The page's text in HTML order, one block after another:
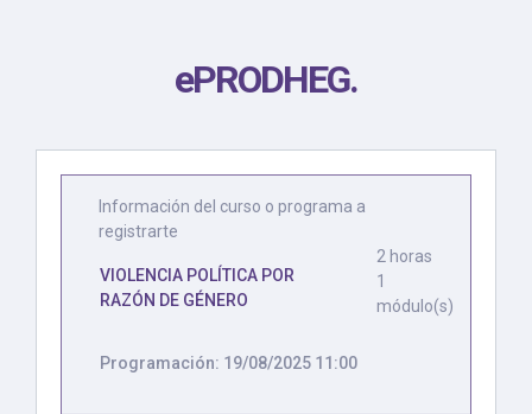
ePRODHEG.
Información del curso o programa a
registrarte
VIOLENCIA POLÍTICA POR
RAZÓN DE GÉNERO
2 horas
1
módulo(s)
Programación: 19/08/2025 11:00